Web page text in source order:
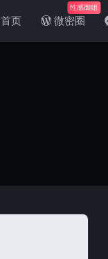
首页 微密圈
性感御姐